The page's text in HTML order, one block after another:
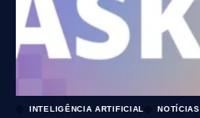
INTELIGÊNCIA ARTIFICIAL NOTÍCIAS